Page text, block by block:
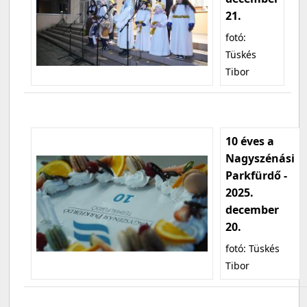
21.
fotó:
Tüskés
Tibor
10 éves a
Nagyszénási
Parkfürdő -
2025.
december
20.
fotó: Tüskés
Tibor